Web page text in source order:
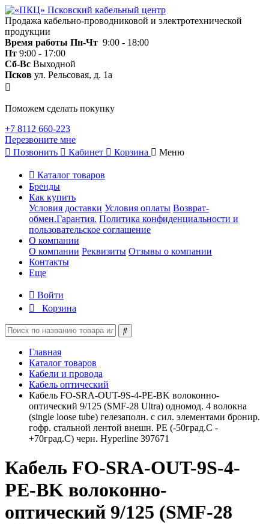
Продажа кабельно-проводниковой и электротехнической
продукции
Время работы Пн-Чт 9:00 - 18:00
Пт 9:00 - 17:00
Сб-Вс Выходной
Псков ул. Рельсовая, д. 1а
Поможем сделать покупку
+7 8112 660-223
Перезвоните мне
Позвонить
Кабинет Корзина Меню
Каталог товаров
Бренды
Как купить
Условия доставки Условия оплаты Возврат-
обмен.Гарантия. Политика конфиденциальности и
пользовательское соглашение
О компании
О компании Реквизиты Отзывы о компании
Контакты
Еще
Войти
Корзина
Главная
Каталог товаров
Кабели и провода
Кабель оптический
Кабель FO-SRA-OUT-9S-4-PE-BK волоконно-
оптический 9/125 (SMF-28 Ultra) одномод. 4 волокна
(single loose tube) гелезаполн. с сил. элементами бронир.
гофр. стальной лентой внешн. PE (-50град.C -
+70град.C) черн. Hyperline 397671
Кабель FO-SRA-OUT-9S-4-
PE-BK волоконно-
оптический 9/125 (SMF-28